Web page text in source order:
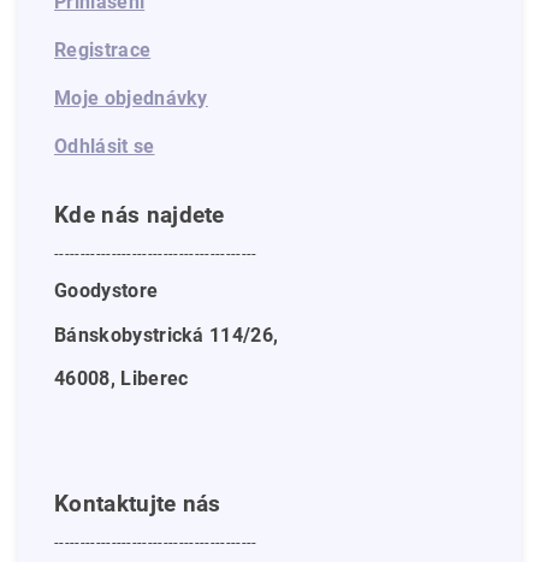
Registrace
Moje objednávky
Odhlásit se
Kde nás najdete
---------------------------------------
Goodystore
Bánskobystrická 114/26,
46008, Liberec
Kontaktujte nás
---------------------------------------